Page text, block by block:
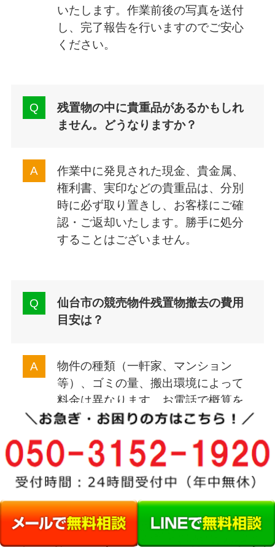
いたします。作業前後の写真を送付
し、完了報告を行いますのでご安心
ください。
残置物の中に貴重品があるかもしれ
ません。どうなりますか？
作業中に発見された現金、貴金属、
権利書、実印などの貴重品は、分別
時に必ず取り置きし、お客様にご確
認・ご返却いたします。勝手に処分
することはございません。
仙台市の競売物件残置物撤去の費用
目安は？
物件の種類（一軒家、マンション
等）、ゴミの量、搬出環境によって
料金は異なります。お電話で概算を
お伝えすることも可能ですが、正確
示します。相見積もりも歓迎です。
法人のお客様（不動産管理会社様・投資